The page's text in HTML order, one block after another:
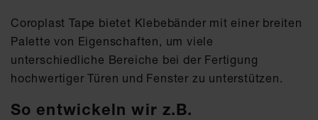
Coroplast Tape bietet Klebebänder mit einer breiten
Palette von Eigenschaften, um viele
unterschiedliche Bereiche bei der Fertigung
hochwertiger Türen und Fenster zu unterstützen.
So entwickeln wir z.B.